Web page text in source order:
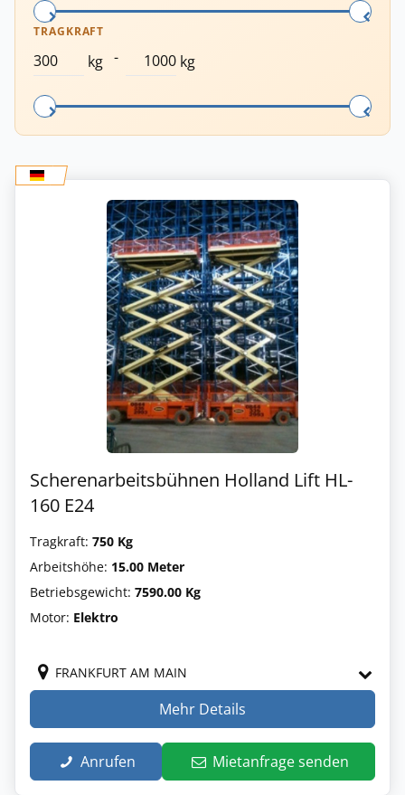
TRAGKRAFT
kg - kg
Scherenarbeitsbühnen Holland Lift HL-
160 E24
Tragkraft: 750 Kg
Arbeitshöhe: 15.00 Meter
Betriebsgewicht: 7590.00 Kg
Motor: Elektro
FRANKFURT AM MAIN
Mehr Details
Anrufen Mietanfrage senden